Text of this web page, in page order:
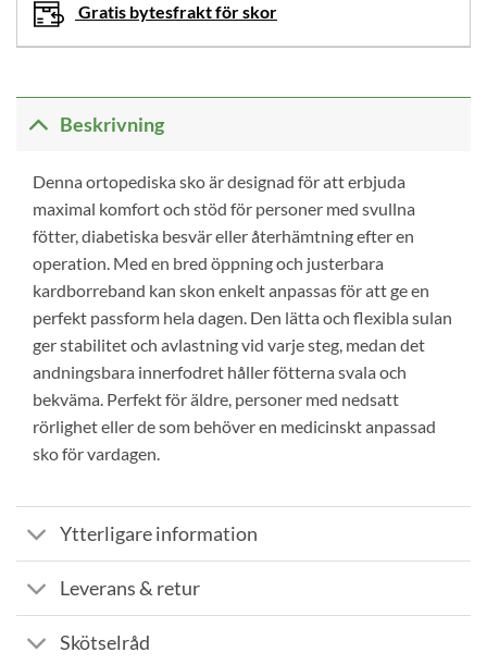
Gratis bytesfrakt för skor
Beskrivning
Denna ortopediska sko är designad för att erbjuda
maximal komfort och stöd för personer med svullna
fötter, diabetiska besvär eller återhämtning efter en
operation. Med en bred öppning och justerbara
kardborreband kan skon enkelt anpassas för att ge en
perfekt passform hela dagen. Den lätta och flexibla sulan
ger stabilitet och avlastning vid varje steg, medan det
andningsbara innerfodret håller fötterna svala och
bekväma. Perfekt för äldre, personer med nedsatt
rörlighet eller de som behöver en medicinskt anpassad
sko för vardagen.
Ytterligare information
Leverans & retur
Skötselråd